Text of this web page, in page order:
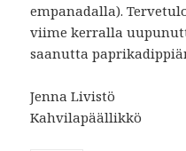
empanadalla).
viime kerralla
saanutta
Jenna Livistö
Kahvilapäällikkö